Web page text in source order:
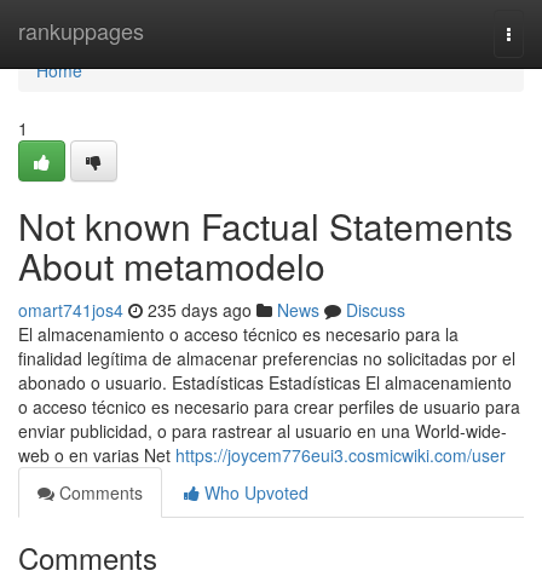
rankuppages
Home
Home
1
Not known Factual Statements
About metamodelo
omart741jos4 235 days ago News
Discuss
El almacenamiento o acceso técnico es necesario para la
finalidad legítima de almacenar preferencias no solicitadas por el
abonado o usuario. Estadísticas Estadísticas El almacenamiento
o acceso técnico es necesario para crear perfiles de usuario para
enviar publicidad, o para rastrear al usuario en una World-wide-
web o en varias Net https://joycem776eui3.cosmicwiki.com/user
Comments
Who Upvoted
Comments